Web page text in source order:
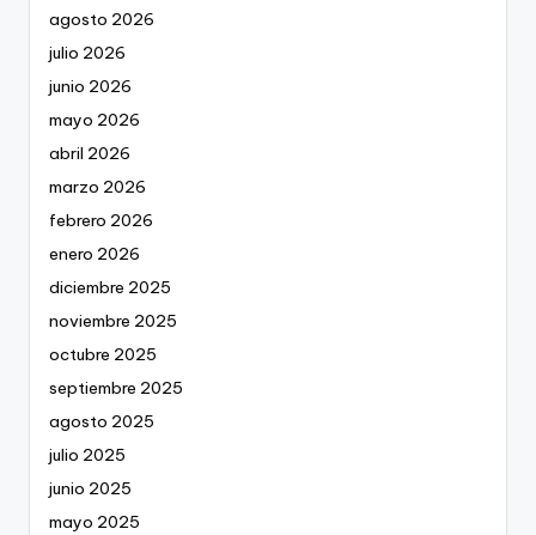
agosto 2026
julio 2026
junio 2026
mayo 2026
abril 2026
marzo 2026
febrero 2026
enero 2026
diciembre 2025
noviembre 2025
octubre 2025
septiembre 2025
agosto 2025
julio 2025
junio 2025
mayo 2025